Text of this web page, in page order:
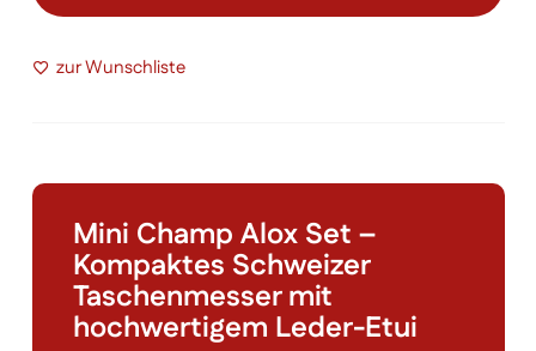
Menge
zur Wunschliste
Mini Champ Alox Set –
Kompaktes Schweizer
Taschenmesser mit
hochwertigem Leder-Etui